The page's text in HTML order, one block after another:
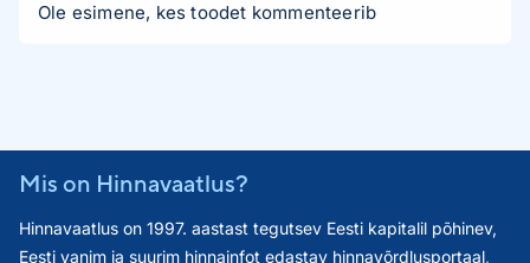
Ole esimene, kes toodet kommenteerib
Mis on Hinnavaatlus?
Hinnavaatlus on 1997. aastast tegutsev Eesti kapitalil põhinev,
Eesti vanim ja suurim hinnainfot edastav hinnavõrdlusportaal,